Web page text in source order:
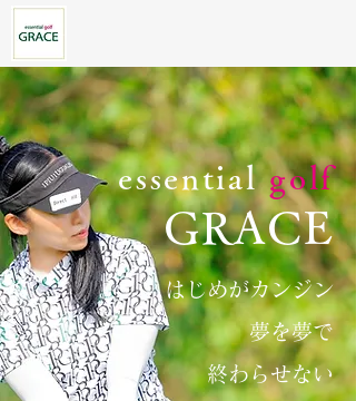
essentialgolf
GRACE
はじめがカンジン
夢を夢で
​終わらせない